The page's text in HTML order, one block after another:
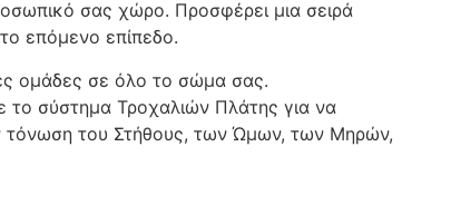
σας χώρο. Προσφέρει μια σειρά
επόμενο επίπεδο.
ομάδες σε όλο το σώμα σας.
σύστημα Τροχαλιών Πλάτης για να
τόνωση του Στήθους, των Ώμων, των Μηρών,